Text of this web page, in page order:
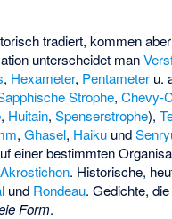
tradiert, kommen
unterscheidet man
, Hexameter, Pentameter u.
Strophe,Chevy-
, Huitain,Spenserstrophe),
,Ghasel, Haiku und
einer bestimmten
Akrostichon. Historische,
und Rondeau. Gedichte,
Form.